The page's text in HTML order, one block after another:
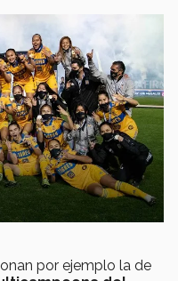
por ejemplo la de